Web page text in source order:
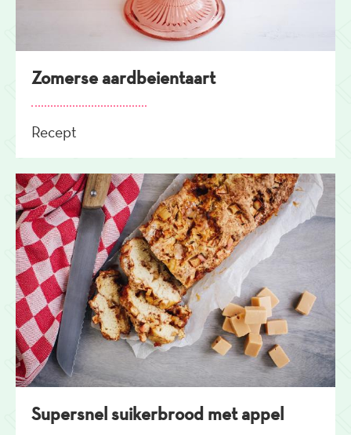
Zomerse aardbeientaart
Recept
Supersnel suikerbrood met appel